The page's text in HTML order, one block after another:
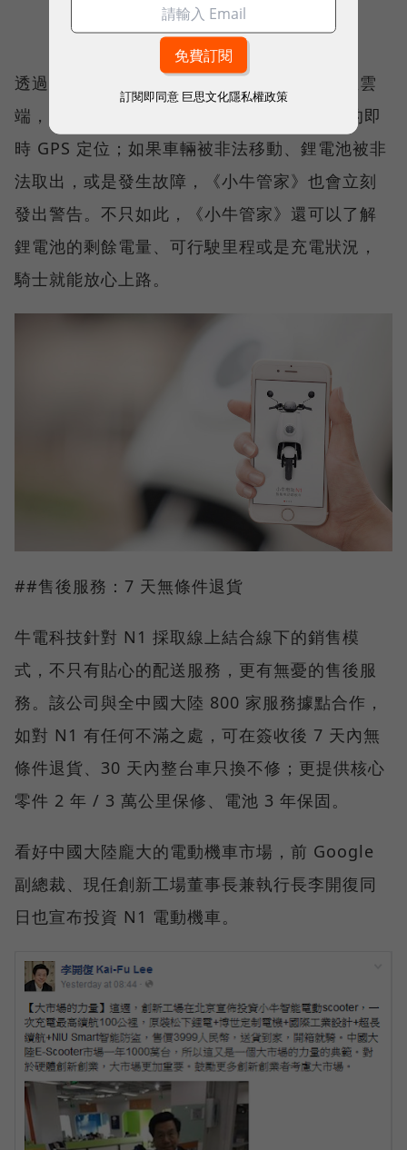
透過 N1 內建的智慧中控模組，將車況上傳至雲
端，開啟《小牛管家》App 就能查看電動車的即
時 GPS 定位；如果車輛被非法移動、鋰電池被非
法取出，或是發生故障，《小牛管家》也會立刻
發出警告。不只如此，《小牛管家》還可以了解
鋰電池的剩餘電量、可行駛里程或是充電狀況，
騎士就能放心上路。
##售後服務：7 天無條件退貨
牛電科技針對 N1 採取線上結合線下的銷售模
式，不只有貼心的配送服務，更有無憂的售後服
務。該公司與全中國大陸 800 家服務據點合作，
如對 N1 有任何不滿之處，可在簽收後 7 天內無
條件退貨、30 天內整台車只換不修；更提供核心
零件 2 年 / 3 萬公里保修、電池 3 年保固。
看好中國大陸龐大的電動機車市場，前 Google
副總裁、現任創新工場董事長兼執行長李開復同
日也宣布投資 N1 電動機車。
訂閱即同意 巨思文化隱私權政策